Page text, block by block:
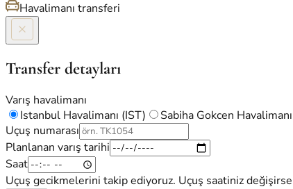
Havalimanı transferi
Transfer detayları
Varış havalimanı
Istanbul Havalimanı (IST)
Sabiha Gokcen
Uçuş numarası
Planlanan varış tarihi
Saat
Uçuş gecikmelerini takip ediyoruz. Uçuş saatiniz